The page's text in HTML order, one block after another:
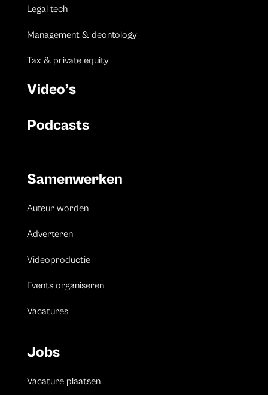
Legal tech
Management & deontology
Tax & private equity
Video’s
Podcasts
Samenwerken
Auteur worden
Adverteren
Videoproductie
Events organiseren
Vacatures
Jobs
Vacature plaatsen